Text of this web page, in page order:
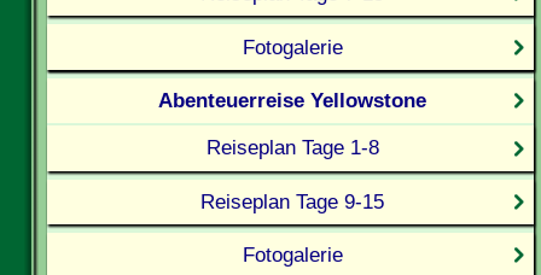
Fotogalerie
Abenteuerreise Yellowstone
Reiseplan Tage 1-8
Reiseplan Tage 9-15
Fotogalerie